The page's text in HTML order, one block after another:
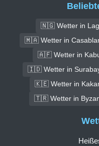
🇳🇬 Wetter in
🇲🇦 Wetter in
🇦🇫 Wetter in
🇮🇩 Wetter in
🇰🇪 Wetter in
🇹🇷 Wetter in